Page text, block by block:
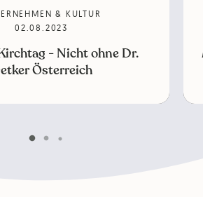
& KULTUR
02.08.2023
- Nicht ohne Dr.
Österreich